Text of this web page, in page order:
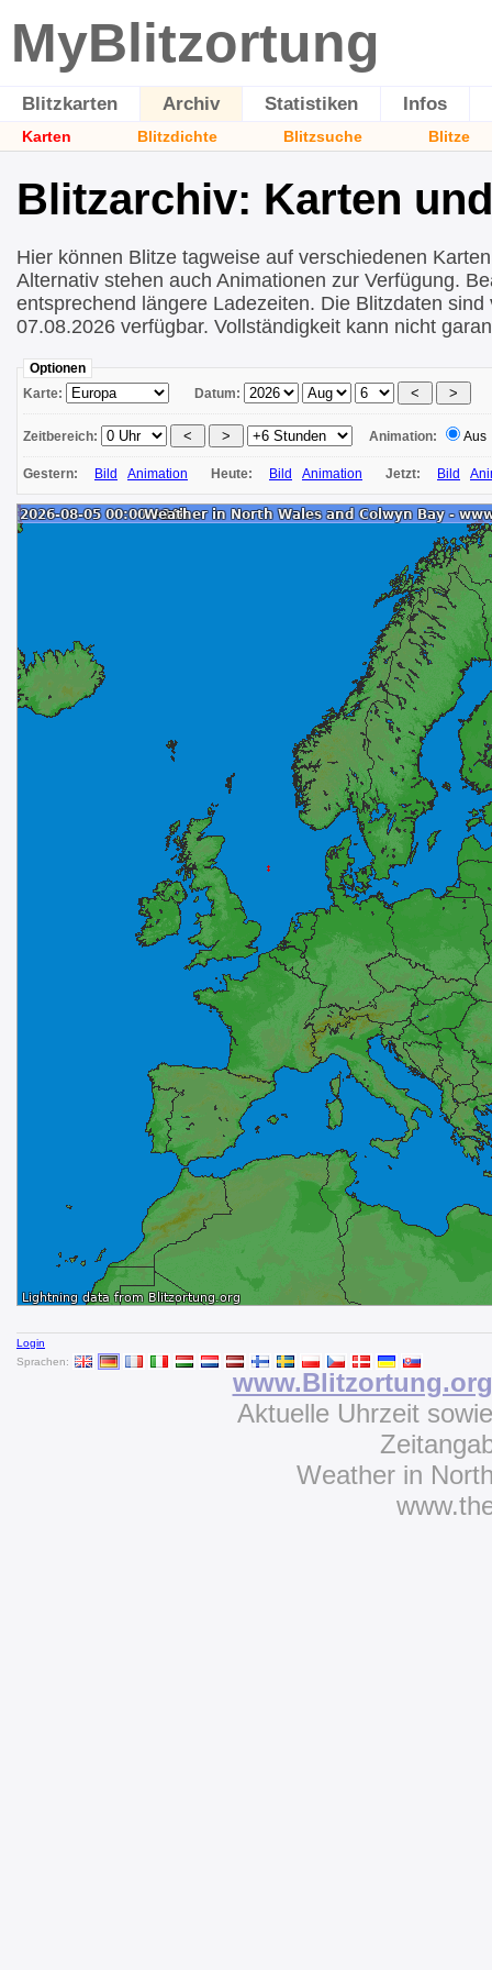
MyBlitzortung
Blitzkarten Archiv Statistiken Infos
Karten Blitzdichte Blitzsuche Blitze
Blitzarchiv: Karten
Hier können Blitze tagweise auf verschiedenen
Alternativ stehen auch Animationen zur Verfügung.
entsprechend längere Ladezeiten. Die Blitzdaten sind
07.08.2026 verfügbar. Vollständigkeit kann nicht
Optionen
Karte:
Datum:
Zeitbereich: Animation: Aus
Gestern: Bild Animation Heute: Bild Animation Jetzt: Bild
Login
Sprachen:
www.Blitzortung.org
Aktuelle Uhrzeit
Weather in